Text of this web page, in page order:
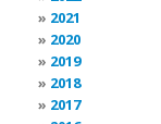
2021
2020
2019
2018
2017